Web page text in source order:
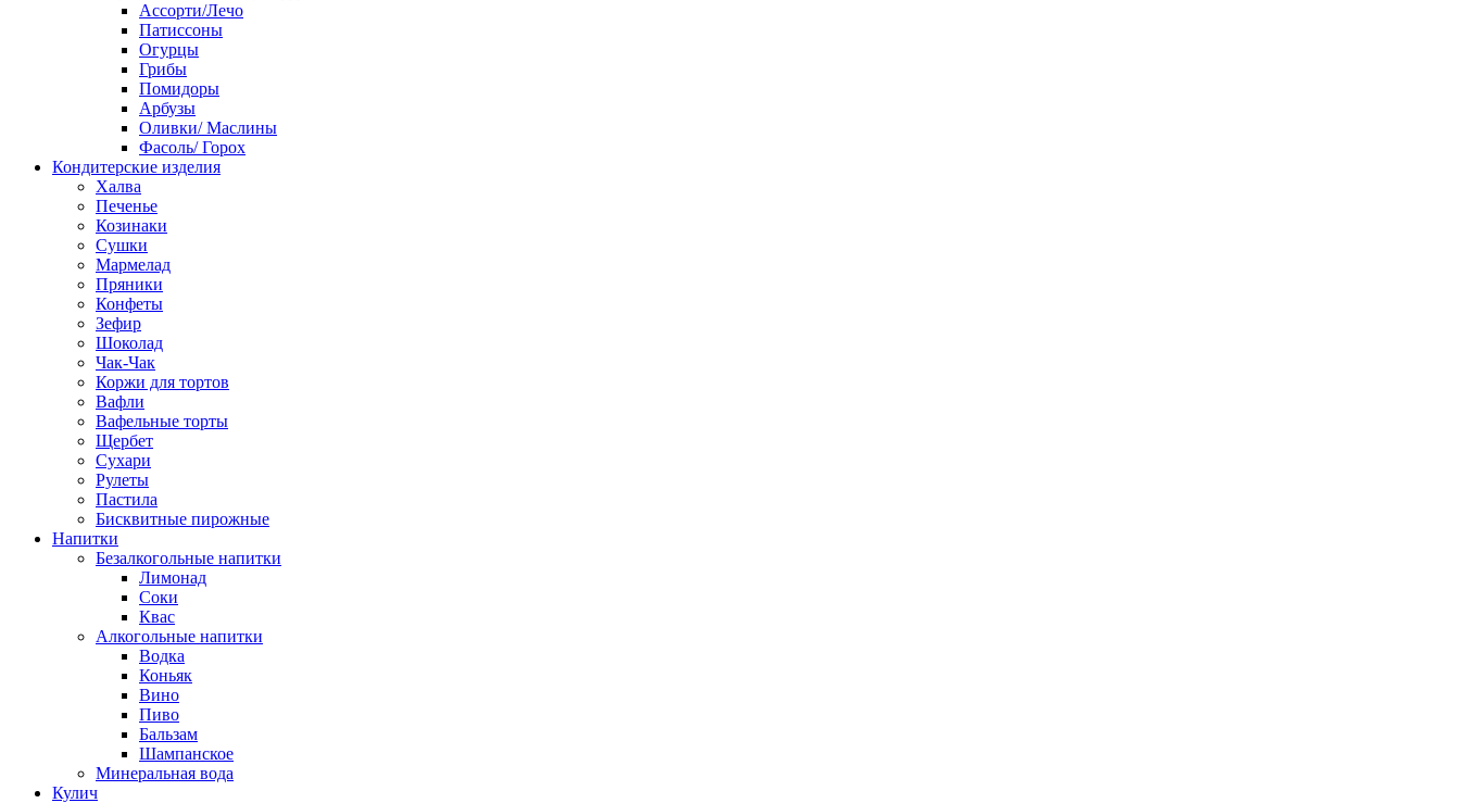
Ассорти/Лечо
Патиссоны
Огурцы
Грибы
Помидоры
Арбузы
Оливки/ Маслины
Фасоль/ Горох
Кондитерские изделия
Халва
Печенье
Козинаки
Сушки
Мармелад
Пряники
Конфеты
Зефир
Шоколад
Чак-Чак
Коржи для тортов
Вафли
Вафельные торты
Щербет
Сухари
Рулеты
Пастила
Бисквитные пирожные
Напитки
Безалкогольные напитки
Лимонад
Соки
Квас
Алкогольные напитки
Водка
Коньяк
Вино
Пиво
Бальзам
Шампанское
Минеральная вода
Кулич